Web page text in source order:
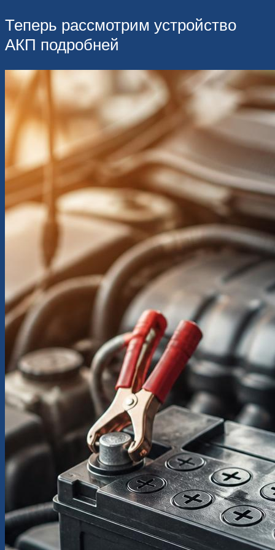
Теперь рассмотрим устройство
АКП подробней